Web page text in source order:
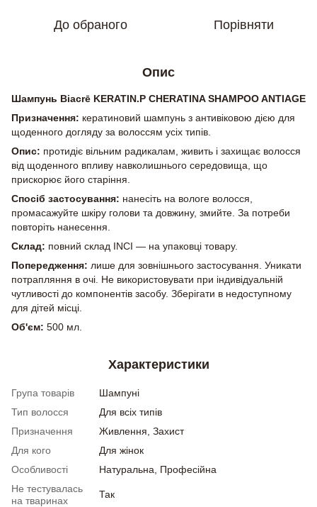
До обраного Порівняти
Опис
Шампунь Biacrē KERATIN.P CHERATINA SHAMPOO ANTIAGE
Призначення: кератиновий шампунь з антивіковою дією для
щоденного догляду за волоссям усіх типів.
Опис: протидіє вільним радикалам, живить і захищає волосся
від щоденного впливу навколишнього середовища, що
прискорює його старіння.
Спосіб застосування: нанесіть на вологе волосся,
промасажуйте шкіру голови та довжину, змийте. За потреби
повторіть нанесення.
Склад: повний склад INCI — на упаковці товару.
Попередження: лише для зовнішнього застосування. Уникати
потрапляння в очі. Не використовувати при індивідуальній
чутливості до компонентів засобу. Зберігати в недоступному
для дітей місці.
Об'єм: 500 мл.
Характеристики
Група товарів
Шампуні
Тип волосся
Для всіх типів
Призначення
Живлення, Захист
Для кого
Для жінок
Особливості
Натуральна, Професійна
Не тестувалась
на тваринах
Так